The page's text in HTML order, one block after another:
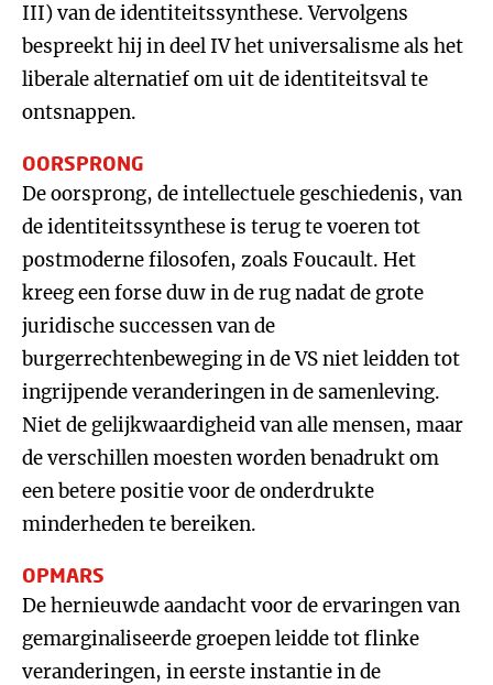
III) van de identiteitssynthese. Vervolgens
bespreekt hij in deel IV het universalisme als het
liberale alternatief om uit de identiteitsval te
ontsnappen.
OORSPRONG
De oorsprong, de intellectuele geschiedenis, van
de identiteitssynthese is terug te voeren tot
postmoderne filosofen, zoals Foucault. Het
kreeg een forse duw in de rug nadat de grote
juridische successen van de
burgerrechtenbeweging in de VS niet leidden tot
ingrijpende veranderingen in de samenleving.
Niet de gelijkwaardigheid van alle mensen, maar
de verschillen moesten worden benadrukt om
een betere positie voor de onderdrukte
minderheden te bereiken.
OPMARS
De hernieuwde aandacht voor de ervaringen van
gemarginaliseerde groepen leidde tot flinke
veranderingen, in eerste instantie in de